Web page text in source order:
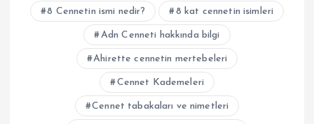
8 Cennetin ismi nedir? 8 kat cennetin isimleri
Adn Cenneti hakkında bilgi
Ahirette cennetin mertebeleri
Cennet Kademeleri
Cennet tabakaları ve nimetleri